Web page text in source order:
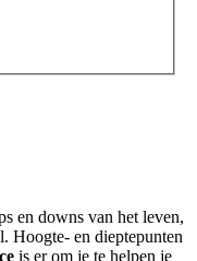
en downs van het leven,
Hoogte- en dieptepunten
is er om je te helpen je